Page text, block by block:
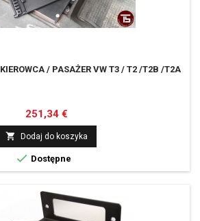
/ PASAŻER VW T3 / T2 /T2B /T2A
Cena
251,34 €
 Dodaj do koszyka
 Dostępne